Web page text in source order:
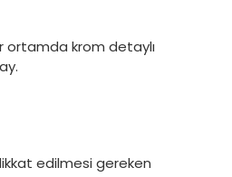
ortamda krom detaylı
edilmesi gereken